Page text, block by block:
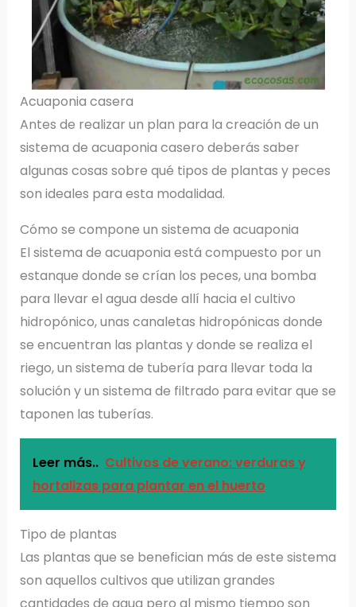
Acuaponia casera
Antes de realizar un plan para la creación de un
sistema de acuaponia casero deberás saber
algunas cosas sobre qué tipos de plantas y peces
son ideales para esta modalidad.
Cómo se compone un sistema de acuaponia
El sistema de acuaponia está compuesto por un
estanque donde se crían los peces, una bomba
para llevar el agua desde allí hacia el cultivo
hidropónico, unas canaletas hidropónicas donde
se encuentran las plantas y donde se realiza el
riego, un sistema de tubería para llevar toda la
solución y un sistema de filtrado para evitar que se
taponen las tuberías.
Leer más.. Cultivos de verano: verduras y
hortalizas para plantar en el huerto
Tipo de plantas
Las plantas que se benefician más de este sistema
son aquellos cultivos que utilizan grandes